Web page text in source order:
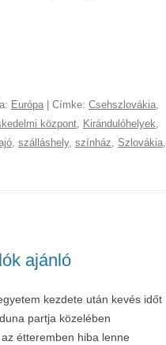
Európa | Címke: Csehszlovákia,
központ, Kirándulóhelyek,
, szálláshely, színház, Szlovákia,
ajánló
kezdete után kevés időt
partja közelében
étteremben hiba lenne